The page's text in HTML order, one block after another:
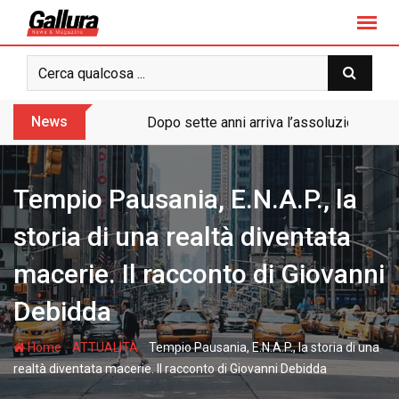
t
e
n
t
News Dopo sette anni arriva l’assoluzione
Tempio Pausania, E.N.A.P., la
storia di una realtà diventata
macerie. Il racconto di Giovanni
Debidda
Home-ATTUALITÀ- Tempio Pausania, E.N.A.P., la storia di una
realtà diventata macerie. Il racconto di Giovanni Debidda